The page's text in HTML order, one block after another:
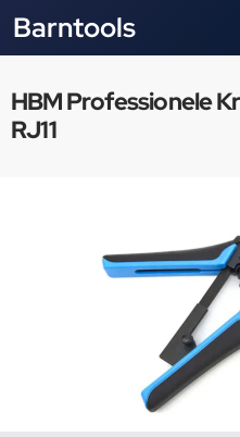
Barntools
HBM Professionele
RJ11